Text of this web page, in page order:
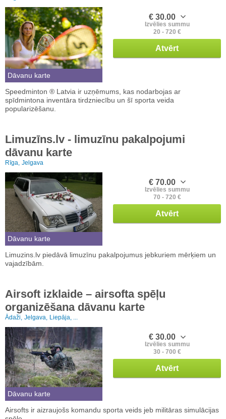
Dāvanu karte
€ 30.00
Izvēlies summu
20 - 720 €
Atvērt
Speedminton ® Latvia ir uzņēmums, kas nodarbojas ar
spīdmintona inventāra tirdzniecību un šī sporta veida
popularizēšanu.
Limuzīns.lv - limuzīnu pakalpojumi
dāvanu karte
Rīga, Jelgava
Dāvanu karte
€ 70.00
Izvēlies summu
70 - 720 €
Atvērt
Limuzins.lv piedāvā limuzīnu pakalpojumus jebkuriem mērķiem un
vajadzībām.
Airsoft izklaide – airsofta spēļu
organizēšana dāvanu karte
Ādaži, Jelgava, Liepāja, ...
Dāvanu karte
€ 30.00
Izvēlies summu
30 - 700 €
Atvērt
Airsofts ir aizraujošs komandu sporta veids jeb militāras simulācijas